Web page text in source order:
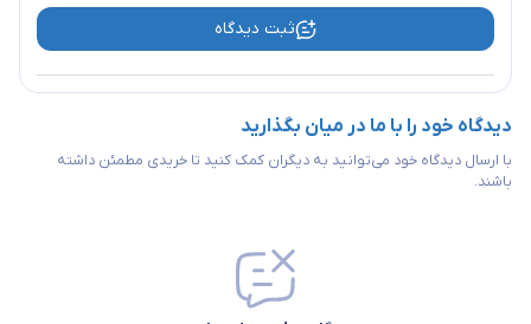
ثبت دیدگاه
دیدگاه خود را با ما در میان بگذارید
با ارسال دیدگاه خود می‌توانید به دیگران کمک کنید تا خریدی مطمئن داشته
باشند.